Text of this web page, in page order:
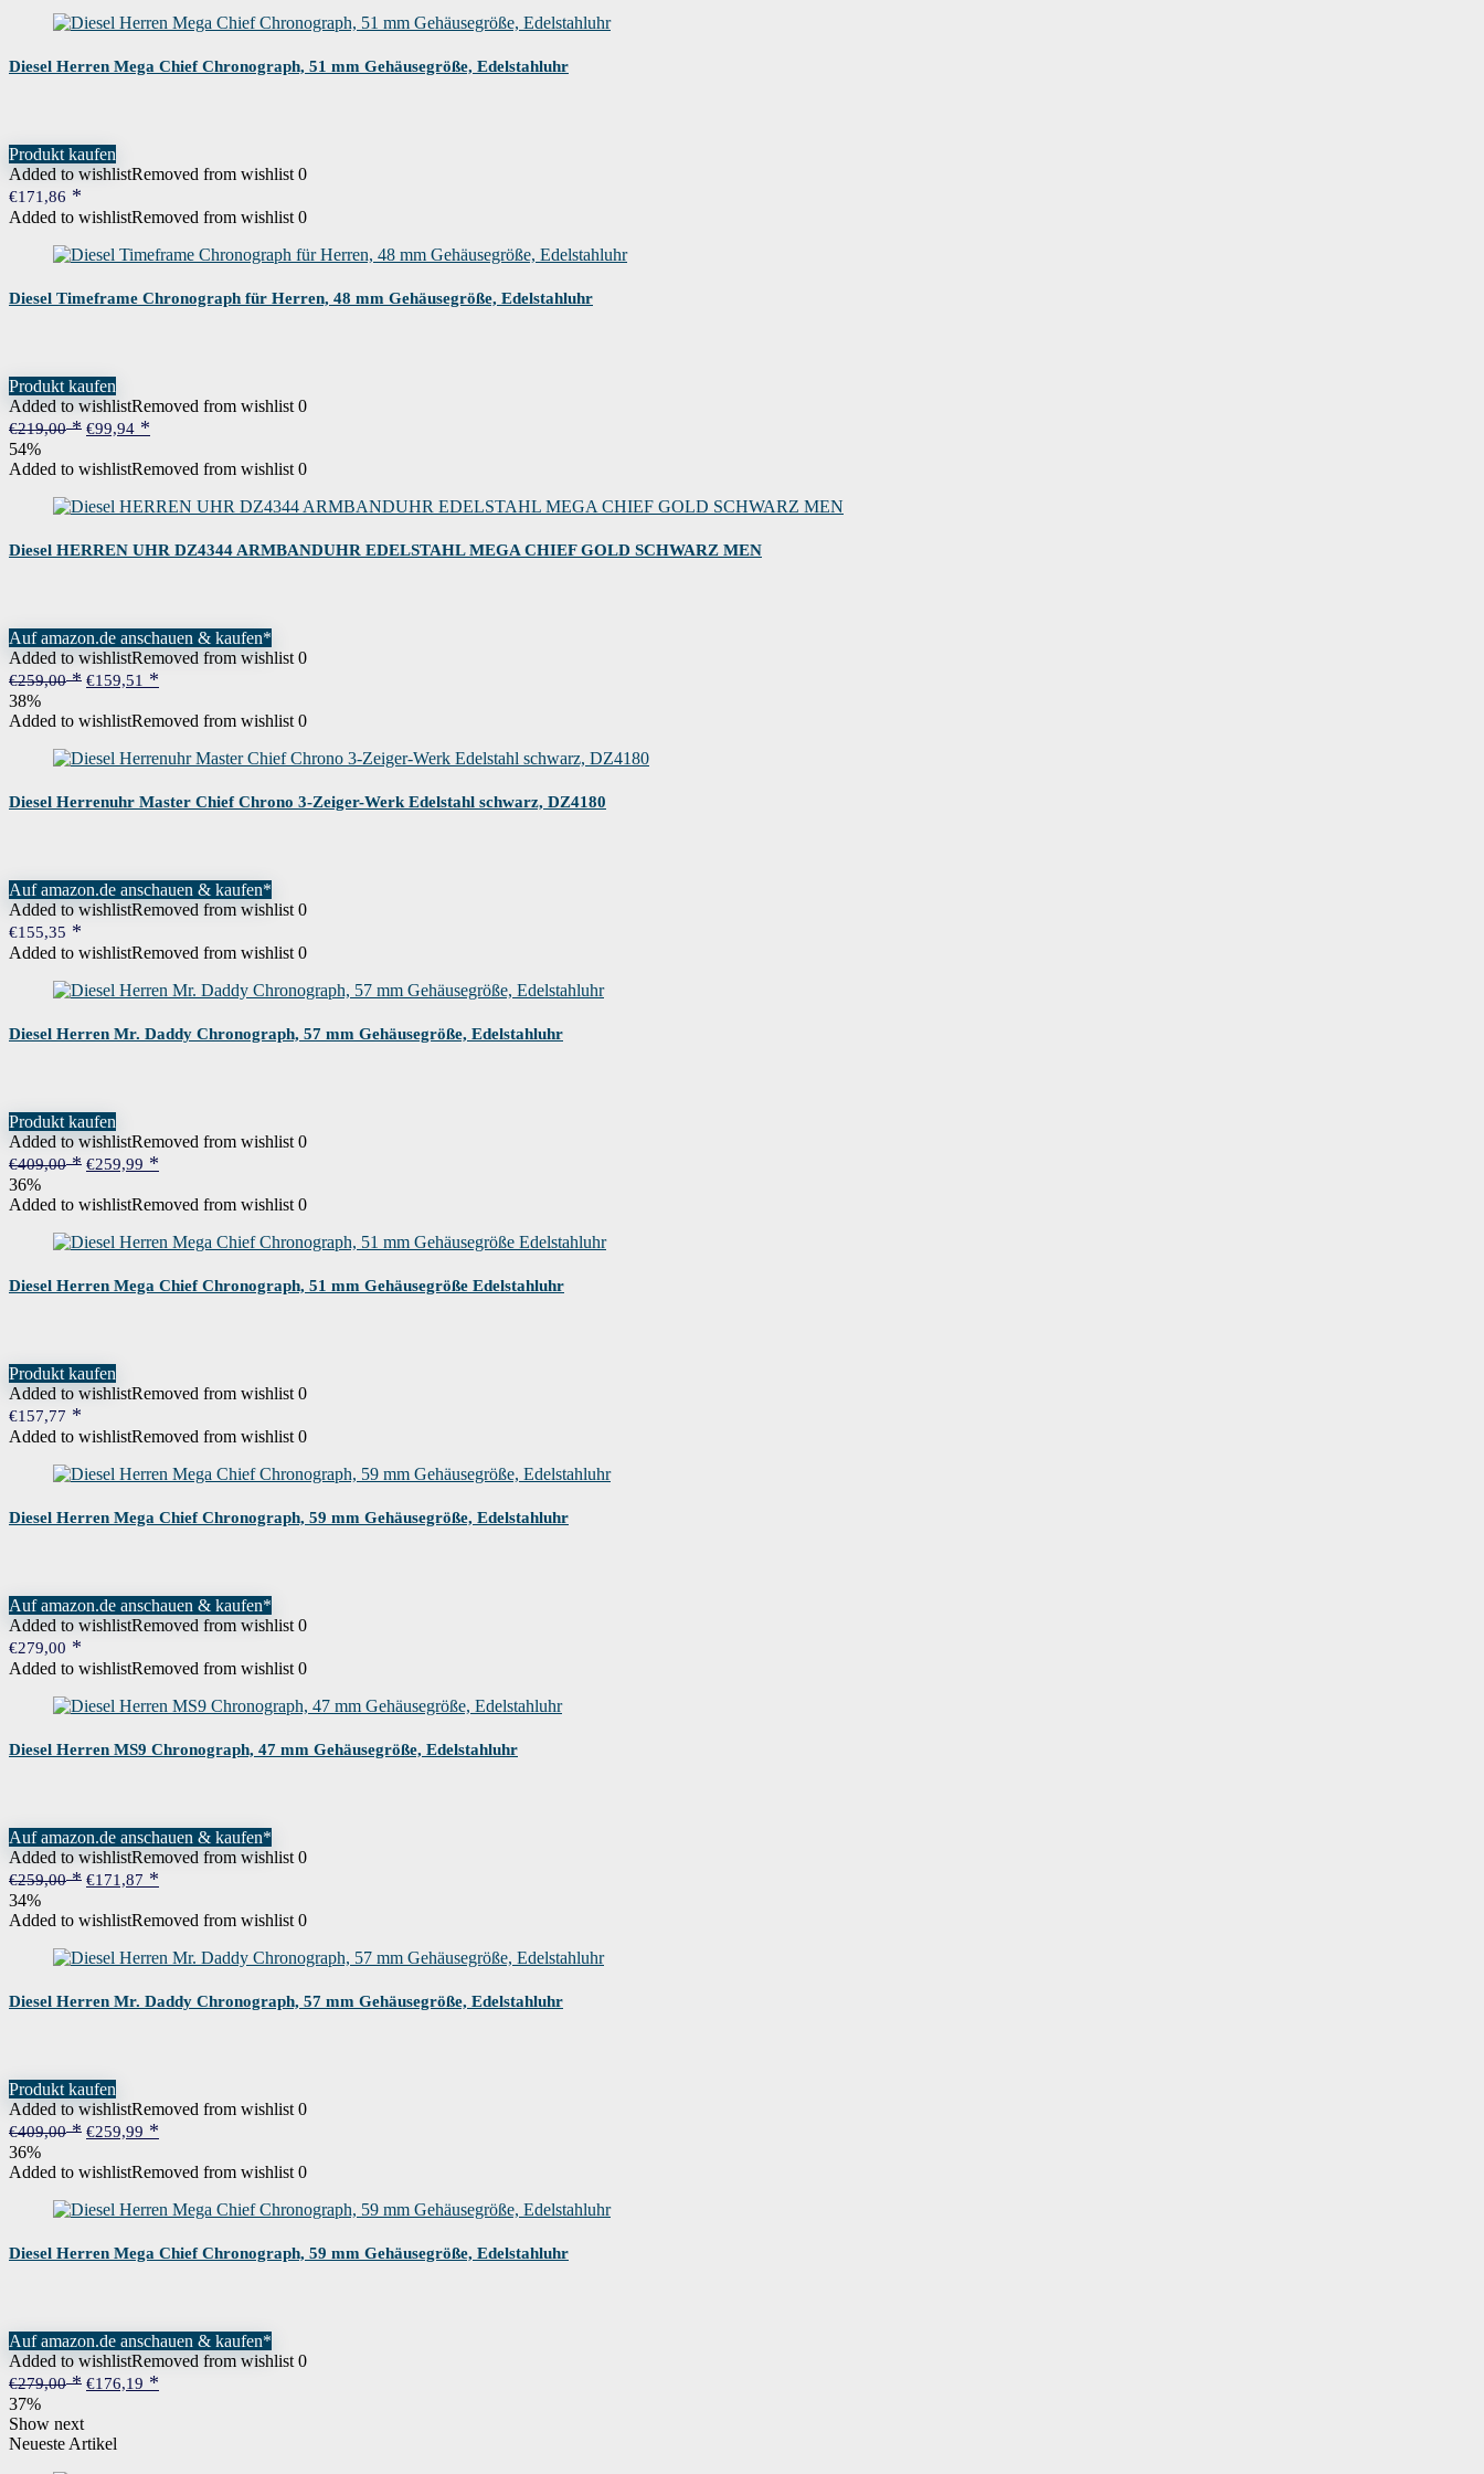
Diesel Herren Mega Chief Chronograph, 51 mm Gehäusegröße, Edelstahluhr
Produkt kaufen
Added to wishlistRemoved from wishlist 0
€171,86
Added to wishlistRemoved from wishlist 0
Diesel Timeframe Chronograph für Herren, 48 mm Gehäusegröße, Edelstahluhr
Produkt kaufen
Added to wishlistRemoved from wishlist 0
€219,00
Ursprünglicher
war:
€219,00
€99,94
€99,94.
54%
Added to wishlistRemoved from wishlist 0
Diesel HERREN UHR DZ4344 ARMBANDUHR EDELSTAHL MEGA CHIEF GOLD SCHWARZ MEN
Auf amazon.de anschauen & kaufen*
Added to wishlistRemoved from wishlist 0
€259,00
Ursprünglicher
war:
€259,00
€159,51
€159,51.
38%
Added to wishlistRemoved from wishlist 0
Diesel Herrenuhr Master Chief Chrono 3-Zeiger-Werk Edelstahl schwarz, DZ4180
Auf amazon.de anschauen & kaufen*
Added to wishlistRemoved from wishlist 0
€155,35
Added to wishlistRemoved from wishlist 0
Diesel Herren Mr. Daddy Chronograph, 57 mm Gehäusegröße, Edelstahluhr
Produkt kaufen
Added to wishlistRemoved from wishlist 0
€409,00
Ursprünglicher
war:
€409,00
€259,99
€259,99.
36%
Added to wishlistRemoved from wishlist 0
Diesel Herren Mega Chief Chronograph, 51 mm Gehäusegröße Edelstahluhr
Produkt kaufen
Added to wishlistRemoved from wishlist 0
€157,77
Added to wishlistRemoved from wishlist 0
Diesel Herren Mega Chief Chronograph, 59 mm Gehäusegröße, Edelstahluhr
Auf amazon.de anschauen & kaufen*
Added to wishlistRemoved from wishlist 0
€279,00
Added to wishlistRemoved from wishlist 0
Diesel Herren MS9 Chronograph, 47 mm Gehäusegröße, Edelstahluhr
Auf amazon.de anschauen & kaufen*
Added to wishlistRemoved from wishlist 0
€259,00
Ursprünglicher
war:
€259,00
€171,87
€171,87.
34%
Added to wishlistRemoved from wishlist 0
Diesel Herren Mr. Daddy Chronograph, 57 mm Gehäusegröße, Edelstahluhr
Produkt kaufen
Added to wishlistRemoved from wishlist 0
€409,00
Ursprünglicher
war:
€409,00
€259,99
€259,99.
36%
Added to wishlistRemoved from wishlist 0
Diesel Herren Mega Chief Chronograph, 59 mm Gehäusegröße, Edelstahluhr
Auf amazon.de anschauen & kaufen*
Added to wishlistRemoved from wishlist 0
€279,00
Ursprünglicher
€279,00
€176,19
37%
Show next
Neueste Artikel